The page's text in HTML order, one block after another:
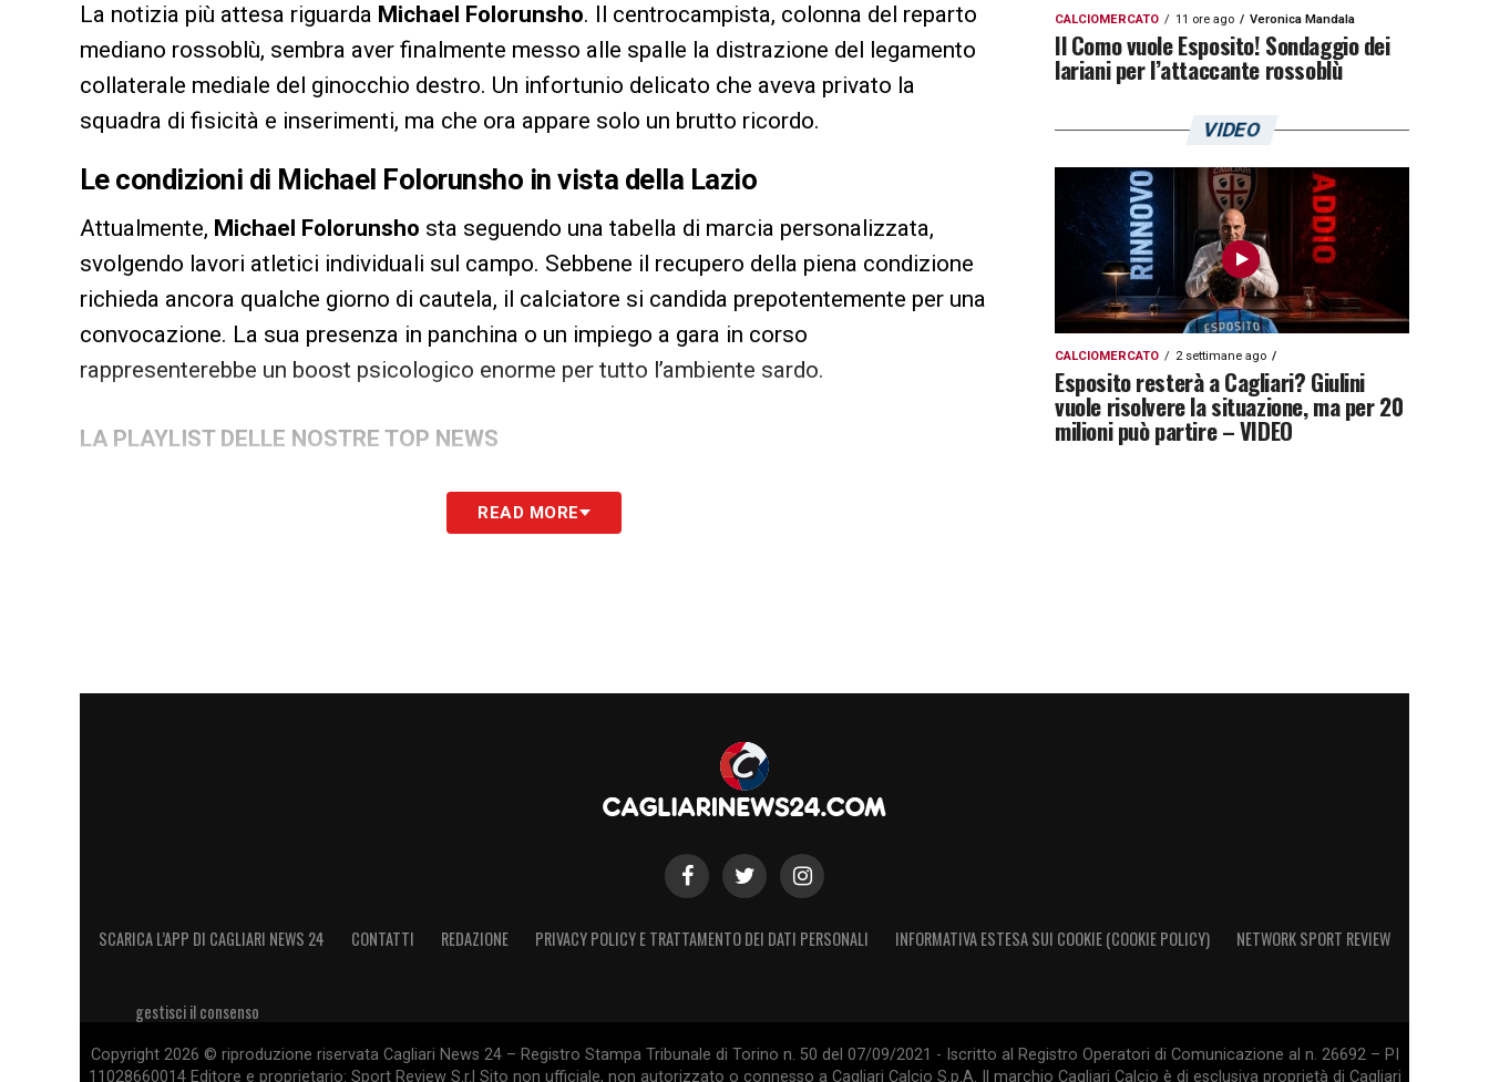
La notizia più attesa riguarda Michael Folorunsho. Il centrocampista, colonna del reparto
mediano rossoblù, sembra aver finalmente messo alle spalle la distrazione del legamento
collaterale mediale del ginocchio destro. Un infortunio delicato che aveva privato la
squadra di fisicità e inserimenti, ma che ora appare solo un brutto ricordo.
Le condizioni di Michael Folorunsho in vista della Lazio
Attualmente, Michael Folorunsho sta seguendo una tabella di marcia personalizzata,
svolgendo lavori atletici individuali sul campo. Sebbene il recupero della piena condizione
richieda ancora qualche giorno di cautela, il calciatore si candida prepotentemente per una
convocazione. La sua presenza in panchina o un impiego a gara in corso
rappresenterebbe un boost psicologico enorme per tutto l’ambiente sardo.
LA PLAYLIST DELLE NOSTRE TOP NEWS
READ MORE
CALCIOMERCATO 11 ore ago Veronica Mandala
Il Como vuole Esposito! Sondaggio dei
lariani per l’attaccante rossoblù
VIDEO
CALCIOMERCATO 2 settimane ago
Esposito resterà a Cagliari? Giulini
vuole risolvere la situazione, ma per 20
milioni può partire – VIDEO
SCARICA L’APP DI CAGLIARI NEWS 24 CONTATTI REDAZIONE PRIVACY POLICY E TRATTAMENTO DEI DATI PERSONALI INFORMATIVA ESTESA SUI COOKIE (COOKIE POLICY) NETWORK SPORT REVIEW
gestisci il consenso
Copyright 2026 © riproduzione riservata Cagliari News 24 – Registro Stampa Tribunale di Torino n. 50 del 07/09/2021 - Iscritto al Registro Operatori di Comunicazione al n. 26692 – PI
11028660014 Editore e proprietario: Sport Review S.r.l Sito non ufficiale, non autorizzato o connesso a Cagliari Calcio S.p.A. Il marchio Cagliari Calcio è di esclusiva proprietà di Cagliari